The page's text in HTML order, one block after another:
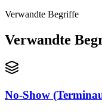
Verwandte Begriffe
Verwandte
No-Show